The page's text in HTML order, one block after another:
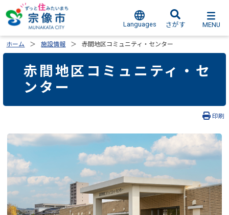
Languages さがす MENU
ホーム 施設情報 赤間地区コミュニティ・センター
赤間地区コミュニティ・セ
ンター
印刷